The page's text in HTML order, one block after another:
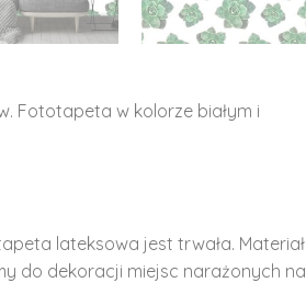
Fototapeta w kolorze białym i
lateksowa jest trwała. Materiał
do dekoracji miejsc narażonych na